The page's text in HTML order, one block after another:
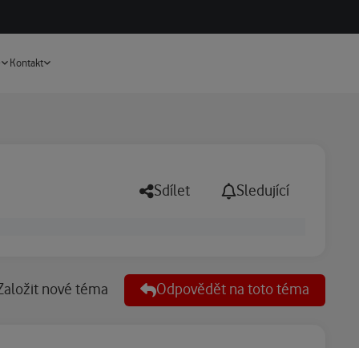
Kontakt
Sdílet Sledující
nové téma Odpovědět na toto téma